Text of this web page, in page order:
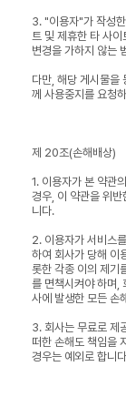
3. "이용자"가 작성
트 및 제휴한 타 사이
변경을 가하지 않는
다만, 해당 게시물을
께 사용중지를 요청
제 20조(손해배상)
1. 이용자가 본 약관
경우, 이 약관을 위
니다.
2. 이용자가 서비스
하여 회사가 당해 이
롯한 각종 이의 제기
를 면책시켜야 하며,
사에 발생한 모든 손
3. 회사는 무료로 제
떠한 손해도 책임을
경우는 예외로 합니